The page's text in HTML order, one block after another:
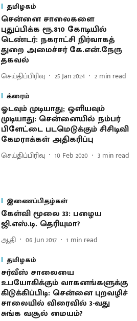
தமிழகம்
சென்னை சாலைகளை
புதுப்பிக்க ரூ.810 கோடியில்
டெண்டர்: நகராட்சி நிர்வாகத்
துறை அமைச்சர் கே.என்.நேரு
தகவல்
செய்திப்பிரிவு 25 Jan 2024 2 min read
க்ரைம்
ஓடவும் முடியாது; ஒளியவும்
முடியாது: சென்னையில் நம்பர்
பிளேட்டை படமெடுக்கும் சிசிடிவி
கேமராக்கள் அதிகரிப்பு
செய்திப்பிரிவு 10 Feb 2020 3 min read
இணைப்பிதழ்கள்
கேள்வி மூலை 33: பழைய
ஜி.எஸ்.டி. தெரியுமா?
ஆதி 06 Jun 2017 1 min read
தமிழகம்
சர்வீஸ் சாலையை
உபயோகிக்கும் வாகனங்களுக்கு
கிடுக்கிப்பிடி: சென்னை புறவழிச்
சாலையில் விரைவில் 3-வது
சுங்க வசூல் மையம்?